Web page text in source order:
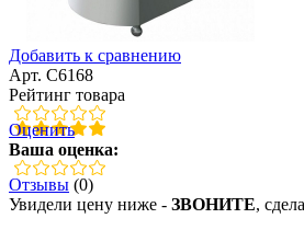
Добавить к сравнению
Арт. C6168
Рейтинг товара
Оценить
Ваша оценка:
Отзывы (0)
Увидели цену ниже - ЗВОНИТЕ,